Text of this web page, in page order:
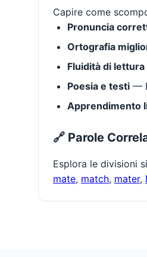
Capire come
Pronuncia
Ortografia
Fluidità di lettura
Poesia e testi —
Apprendimento
🔗 Parole
Esplora le divisioni
mate, match, mater,